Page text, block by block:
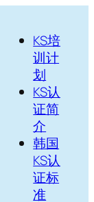
KS培
训计
划
KS认
证简
介
韩国
KS认
证标
准